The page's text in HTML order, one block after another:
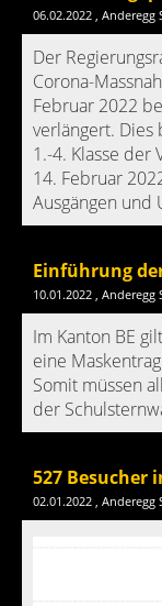
06.02.2022 , Anderegg
Der
Corona-
Februar 2022
verlängert.
1.-4. Klasse der
14. Februar
Ausgängen und
10.01.2022 , Anderegg
Im Kanton BE
eine
Somit müssen
der
02.01.2022 , Anderegg